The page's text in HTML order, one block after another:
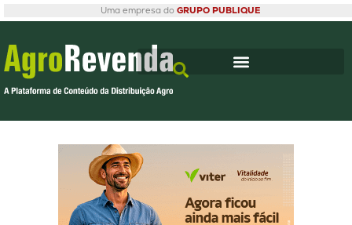
Uma empresa do GRUPO PUBLIQUE